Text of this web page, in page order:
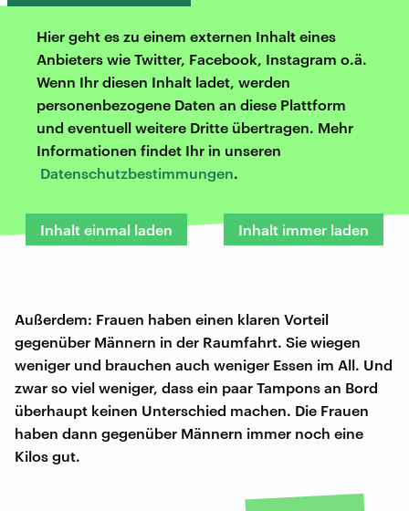
Hier geht es zu einem externen Inhalt eines
Anbieters wie Twitter, Facebook, Instagram o.ä.
Wenn Ihr diesen Inhalt ladet, werden
personenbezogene Daten an diese Plattform
und eventuell weitere Dritte übertragen. Mehr
Informationen findet Ihr in unseren
Datenschutzbestimmungen.
Inhalt einmal laden Inhalt immer laden
Außerdem: Frauen haben einen klaren Vorteil
gegenüber Männern in der Raumfahrt. Sie wiegen
weniger und brauchen auch weniger Essen im All. Und
zwar so viel weniger, dass ein paar Tampons an Bord
überhaupt keinen Unterschied machen. Die Frauen
haben dann gegenüber Männern immer noch eine
Kilos gut.